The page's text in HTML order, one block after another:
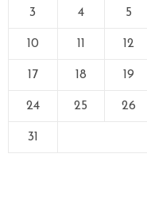
3 4 5
10 11 12
17 18 19
24 25 26
31